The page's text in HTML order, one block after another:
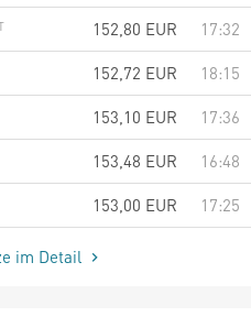
152,80 EUR
17:32
152,72 EUR
18:15
153,10 EUR
17:36
153,48 EUR
16:48
153,00 EUR 17:25
im Detail